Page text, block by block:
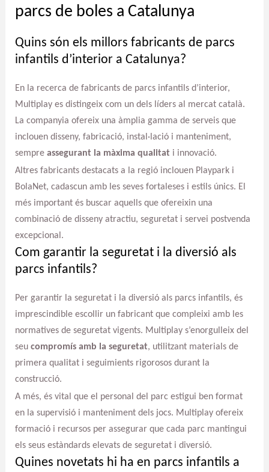
parcs de boles a Catalunya
Quins són els millors fabricants de parcs
infantils d’interior a Catalunya?
En la recerca de fabricants de parcs infantils d’interior,
Multiplay es distingeix com un dels líders al mercat català.
La companyia ofereix una àmplia gamma de serveis que
inclouen disseny, fabricació, instal·lació i manteniment,
sempre assegurant la màxima qualitat i innovació.
Altres fabricants destacats a la regió inclouen Playpark i
BolaNet, cadascun amb les seves fortaleses i estils únics. El
més important és buscar aquells que ofereixin una
combinació de disseny atractiu, seguretat i servei postvenda
excepcional.
Com garantir la seguretat i la diversió als
parcs infantils?
Per garantir la seguretat i la diversió als parcs infantils, és
imprescindible escollir un fabricant que compleixi amb les
normatives de seguretat vigents. Multiplay s’enorgulleix del
seu compromís amb la seguretat, utilitzant materials de
primera qualitat i seguimients rigorosos durant la
construcció.
A més, és vital que el personal del parc estigui ben format
en la supervisió i manteniment dels jocs. Multiplay ofereix
formació i recursos per assegurar que cada parc mantingui
els seus estàndards elevats de seguretat i diversió.
Quines novetats hi ha en parcs infantils a